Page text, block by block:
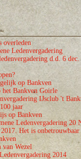
overleden
Ledenvergadering
d.d. 6
op Bankven
het Bankven Goirle
IJsclub 't
jaar
op Bankven
Ledenvergadering 20
Het is
Wezel
2014